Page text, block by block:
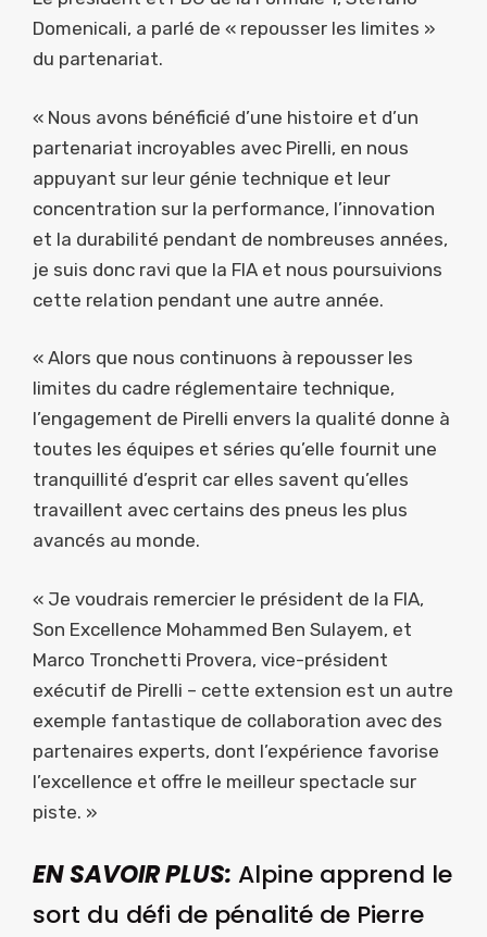
Domenicali, a parlé de « repousser les limites »
du partenariat.
« Nous avons bénéficié d’une histoire et d’un
partenariat incroyables avec Pirelli, en nous
appuyant sur leur génie technique et leur
concentration sur la performance, l’innovation
et la durabilité pendant de nombreuses années,
je suis donc ravi que la FIA et nous poursuivions
cette relation pendant une autre année.
« Alors que nous continuons à repousser les
limites du cadre réglementaire technique,
l’engagement de Pirelli envers la qualité donne à
toutes les équipes et séries qu’elle fournit une
tranquillité d’esprit car elles savent qu’elles
travaillent avec certains des pneus les plus
avancés au monde.
« Je voudrais remercier le président de la FIA,
Son Excellence Mohammed Ben Sulayem, et
Marco Tronchetti Provera, vice-président
exécutif de Pirelli – cette extension est un autre
exemple fantastique de collaboration avec des
partenaires experts, dont l’expérience favorise
l’excellence et offre le meilleur spectacle sur
piste. »
EN SAVOIR PLUS: Alpine apprend le
sort du défi de pénalité de Pierre